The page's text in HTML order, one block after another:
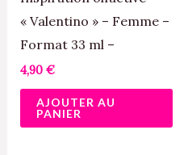
« Valentino » – Femme –
Format 33 ml –
4,90 €
AJOUTER AU
PANIER